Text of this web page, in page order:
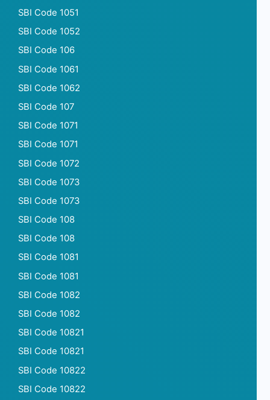
SBI Code 1051
SBI Code 1052
SBI Code 106
SBI Code 1061
SBI Code 1062
SBI Code 107
SBI Code 1071
SBI Code 1071
SBI Code 1072
SBI Code 1073
SBI Code 1073
SBI Code 108
SBI Code 108
SBI Code 1081
SBI Code 1081
SBI Code 1082
SBI Code 1082
SBI Code 10821
SBI Code 10821
SBI Code 10822
SBI Code 10822